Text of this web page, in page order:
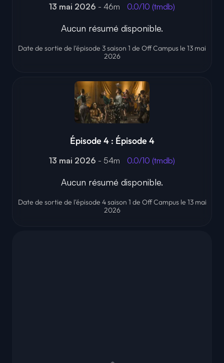
13 mai 2026 - 46m 0.0/10 (tmdb)
Aucun résumé disponible.
Date de sortie de l'épisode 3 saison 1 de Off Campus le 13 mai
2026
Épisode 4 : Épisode 4
13 mai 2026 - 54m 0.0/10 (tmdb)
Aucun résumé disponible.
Date de sortie de l'épisode 4 saison 1 de Off Campus le 13 mai
2026